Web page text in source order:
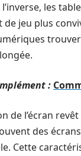
les
de jeu plus
:
de l’écran
des
Cette